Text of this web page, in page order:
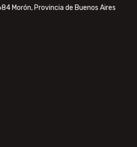
Morón, Provincia de Buenos Aires